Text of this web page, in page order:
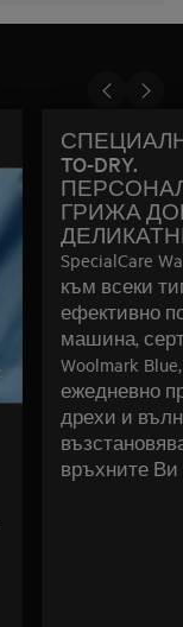
TO-DRY.
ГРИЖА
SpecialCare
към всеки
ефективно
машина,
Woolmark
ежедневно
дрехи и
връхните Ви